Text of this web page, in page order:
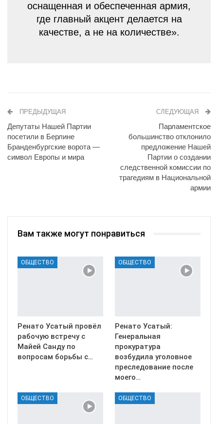
оснащенная и обеспеченная армия,
где главный акцент делается на
качестве, а не на количестве».
ПРЕДЫДУЩАЯ
Депутаты Нашей Партии
посетили в Берлине
Бранденбургские ворота —
символ Европы и мира
СЛЕДУЮЩАЯ
Парламентское
большинство отклонило
предложение Нашей
Партии о создании
следственной комиссии по
трагедиям в Национальной
армии
Вам также могут понравиться
ОБЩЕСТВО
Ренато Усатый провёл
рабочую встречу с
Майей Санду по
вопросам борьбы с…
ОБЩЕСТВО
Ренато Усатый:
Генеральная
прокуратура
возбудила уголовное
преследование после
моего…
ОБЩЕСТВО ОБЩЕСТВО